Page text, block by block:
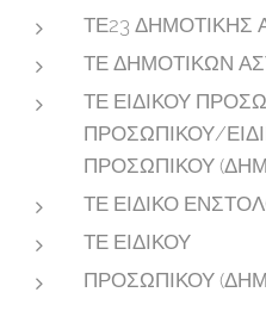
ΤΕ23 ΔΗΜΟΤΙΚΗΣ
ΤΕ ΔΗΜΟΤΙΚΩΝ
ΤΕ ΕΙΔΙΚΟΥ
ΠΡΟΣΩΠΙΚΟΥ/
ΠΡΟΣΩΠΙΚΟΥ
ΤΕ ΕΙΔΙΚΟ
ΤΕ ΕΙΔΙΚΟΥ
ΠΡΟΣΩΠΙΚΟΥ